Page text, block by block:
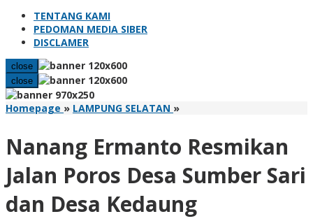
TENTANG KAMI
PEDOMAN MEDIA SIBER
DISCLAMER
close
close
Homepage » LAMPUNG SELATAN »Nanang
Jalan
Desa
Sumber
Sari
dan
Nanang Ermanto Resmikan
Jalan Poros Desa Sumber Sari
dan Desa Kedaung